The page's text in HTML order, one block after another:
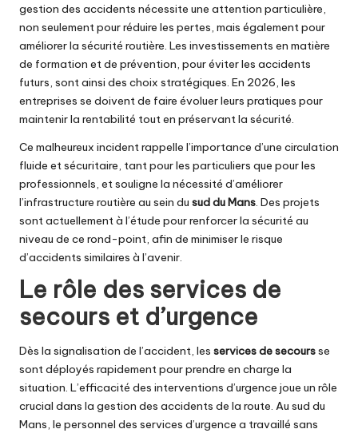
gestion des accidents nécessite une attention particulière,
non seulement pour réduire les pertes, mais également pour
améliorer la sécurité routière. Les investissements en matière
de formation et de prévention, pour éviter les accidents
futurs, sont ainsi des choix stratégiques. En 2026, les
entreprises se doivent de faire évoluer leurs pratiques pour
maintenir la rentabilité tout en préservant la sécurité.
Ce malheureux incident rappelle l’importance d’une circulation
fluide et sécuritaire, tant pour les particuliers que pour les
professionnels, et souligne la nécessité d’améliorer
l’infrastructure routière au sein du sud du Mans. Des projets
sont actuellement à l’étude pour renforcer la sécurité au
niveau de ce rond-point, afin de minimiser le risque
d’accidents similaires à l’avenir.
Le rôle des services de
secours et d’urgence
Dès la signalisation de l’accident, les services de secoursse
sont déployés rapidement pour prendre en charge la
situation. L’efficacité des interventions d’urgence joue un rôle
crucial dans la gestion des accidents de la route. Au sud du
Mans, le personnel des services d’urgence a travaillé sans